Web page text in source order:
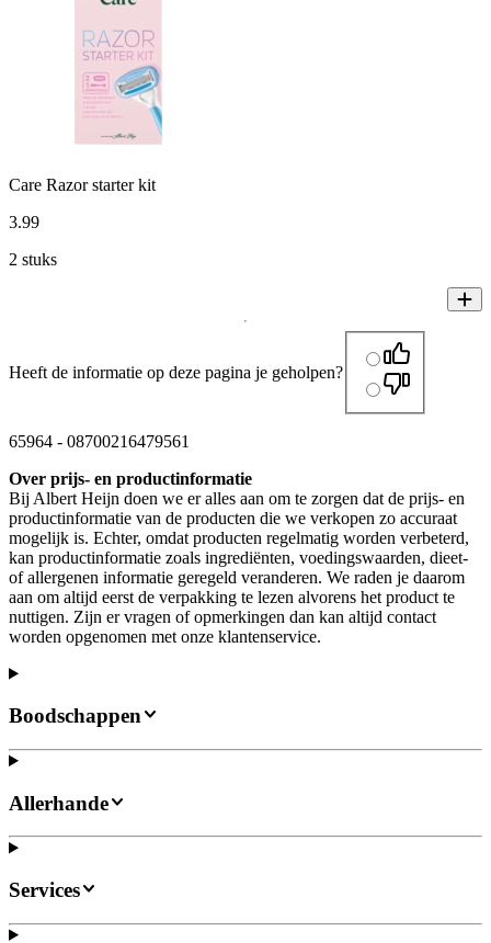
Care Razor starter kit
3.99
2 stuks
Heeft de informatie op deze pagina je geholpen?
65964 - 08700216479561
Over prijs- en productinformatie
Bij Albert Heijn doen we er alles aan om te zorgen dat de prijs- en
productinformatie van de producten die we verkopen zo accuraat
mogelijk is. Echter, omdat producten regelmatig worden verbeterd,
kan productinformatie zoals ingrediënten, voedingswaarden, dieet-
of allergenen informatie geregeld veranderen. We raden je daarom
aan om altijd eerst de verpakking te lezen alvorens het product te
nuttigen. Zijn er vragen of opmerkingen dan kan altijd contact
worden opgenomen met onze klantenservice.
Boodschappen
Allerhande
Services